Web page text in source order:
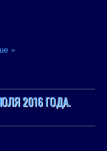
»
2016 ГОДА.